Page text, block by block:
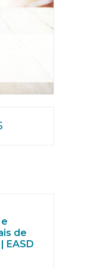
de
EASD